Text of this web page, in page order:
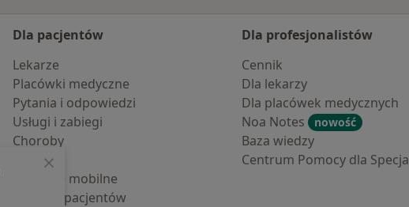
Dla pacjentów
Lekarze
Placówki medyczne
Pytania i odpowiedzi
Usługi i zabiegi
Choroby
Pomoc
Aplikacje mobilne
Blog dla pacjentów
Dla profesjonalistów
Cennik
Dla lekarzy
Dla placówek medycznych
Noa Notes
nowość
Baza wiedzy
Centrum Pomocy dla